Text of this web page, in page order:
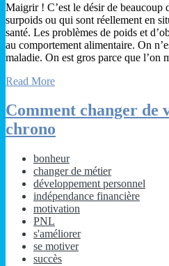
Maigrir ! C’est le désir de beaucoup
surpoids ou qui sont réellement en
santé. Les problèmes de poids et
au comportement alimentaire. On
maladie. On est gros parce que
Read More
Comment changer de
chrono
bonheur
changer de métier
développement personnel
indépendance financière
motivation
PNL
s'améliorer
se motiver
succès